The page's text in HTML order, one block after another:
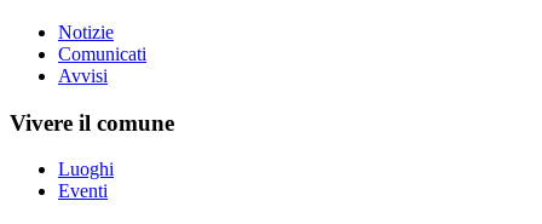
Notizie
Comunicati
Avvisi
Vivere il comune
Luoghi
Eventi